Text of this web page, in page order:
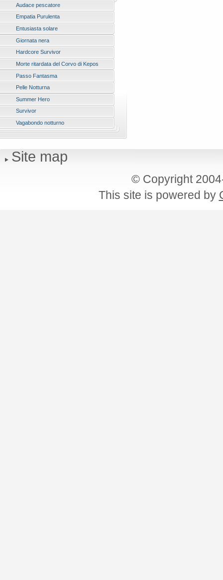
Audace pescatore
Empatia Purulenta
Entusiasta solare
Giornata nera
Hardcore Survivor
Morte ritardata del Corvo di Kepos
Passo Fantasma
Pelle Notturna
Summer Hero
Survivor
Vagabondo notturno
Site map
© Copyright
This site is powered by